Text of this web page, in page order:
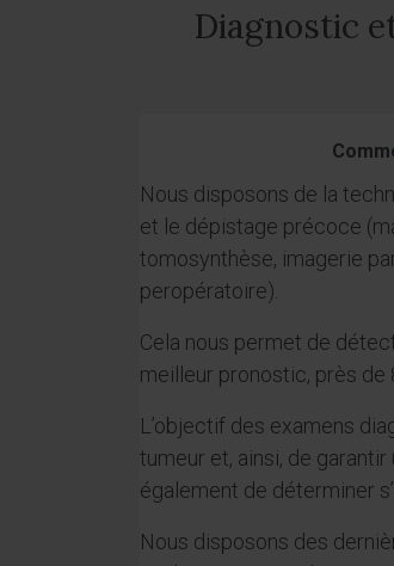
Diagnostic
Nous disposons de la
et le dépistage précoce
tomosynthèse, imagerie
peropératoire).
Cela nous permet de
meilleur pronostic, près de
L’objectif des examens
tumeur et, ainsi, de
également de déterminer
Nous disposons des